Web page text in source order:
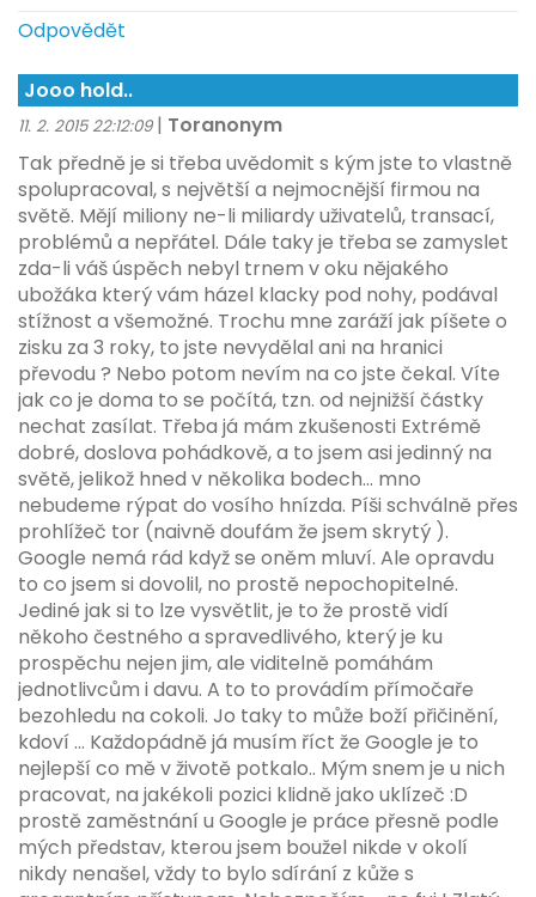
Odpovědět
Jooo hold..
11. 2. 2015 22:12:09 | Toranonym
Tak předně je si třeba uvědomit s kým jste to vlastně
spolupracoval, s největší a nejmocnější firmou na
světě. Mějí miliony ne-li miliardy uživatelů, transací,
problémů a nepřátel. Dále taky je třeba se zamyslet
zda-li váš úspěch nebyl trnem v oku nějakého
ubožáka který vám házel klacky pod nohy, podával
stížnost a všemožné. Trochu mne zaráží jak píšete o
zisku za 3 roky, to jste nevydělal ani na hranici
převodu ? Nebo potom nevím na co jste čekal. Víte
jak co je doma to se počítá, tzn. od nejnižší částky
nechat zasílat. Třeba já mám zkušenosti Extrémě
dobré, doslova pohádkově, a to jsem asi jedinný na
světě, jelikož hned v několika bodech... mno
nebudeme rýpat do vosího hnízda. Píši schválně přes
prohlížeč tor (naivně doufám že jsem skrytý ).
Google nemá rád když se oněm mluví. Ale opravdu
to co jsem si dovolil, no prostě nepochopitelné.
Jediné jak si to lze vysvětlit, je to že prostě vidí
někoho čestného a spravedlivého, který je ku
prospěchu nejen jim, ale viditelně pomáhám
jednotlivcům i davu. A to to provádím přímočaře
bezohledu na cokoli. Jo taky to může boží přičinění,
kdoví ... Každopádně já musím říct že Google je to
nejlepší co mě v životě potkalo.. Mým snem je u nich
pracovat, na jakékoli pozici klidně jako uklízeč :D
prostě zaměstnání u Google je práce přesně podle
mých představ, kterou jsem boužel nikde v okolí
nikdy nenašel, vždy to bylo sdírání z kůže s